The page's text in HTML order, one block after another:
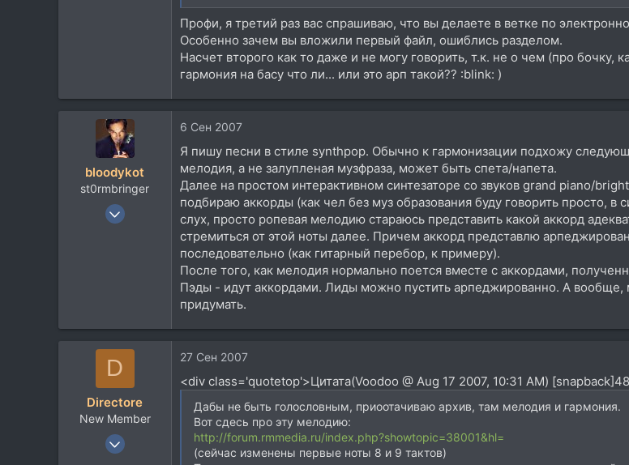
Профи, я третий раз вас спрашиваю, что вы делаете в ветке по
Особенно зачем вы вложили первый файл, ошиблись разделом.
Насчет второго как то даже и не могу говорить, т.к. не о чем (про бочку,
гармония на басу что ли... или это арп такой?? :blink: )
bloodykot
st0rmbringer
31 Дек 2004
6 Сен 2007
Я пишу песни в стиле synthpop. Обычно к гармонизации подхожу
мелодия, а не залупленая музфраза, может быть спета/напета.
Далее на простом интерактивном синтезаторе со звуков grand piano/
подбираю аккорды (как чел без муз образования буду говорить просто,
слух, просто ропевая мелодию стараюсь представить какой аккорд
стремиться от этой ноты далее. Причем аккорд представлю
последовательно (как гитарный перебор, к примеру).
После того, как мелодия нормально поется вместе с аккордами,
Пэды - идут аккордами. Лиды можно пустить арпеджированно. А
придумать.
D
Directore
New Member
26 Сен 2007
27 Сен 2007
<div class='quotetop'>Цитата(Voodoo @ Aug 17 2007, 10:31 AM)
Дабы не быть голословным, приоотачиваю архив, там мелодия и гармония.
Вот сдесь про эту мелодию:
http://forum.rmmedia.ru/index.php?showtopic=38001&hl=
(сейчас изменены первые ноты 8 и 9 тактов)